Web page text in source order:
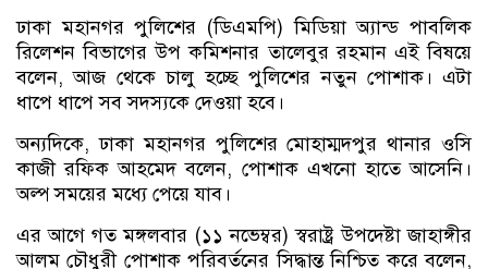
ঢাকা মহানগর পুলিশের (ডিএমপি) মিডিয়া অ্যান্ড পাবলিক
রিলেশন বিভাগের উপ কমিশনার তালেবুর রহমান এই বিষয়ে
বলেন, আজ থেকে চালু হচ্ছে পুলিশের নতুন পোশাক। এটা
ধাপে ধাপে সব সদস্যকে দেওয়া হবে।
অন্যদিকে, ঢাকা মহানগর পুলিশের মোহাম্মদপুর থানার ওসি
কাজী রফিক আহমেদ বলেন, পোশাক এখনো হাতে আসেনি।
অল্প সময়ের মধ্যে পেয়ে যাব।
এর আগে গত মঙ্গলবার (১১ নভেম্বর) স্বরাষ্ট্র উপদেষ্টা জাহাঙ্গীর
আলম চৌধুরী পোশাক পরিবর্তনের সিদ্ধান্ত নিশ্চিত করে বলেন,